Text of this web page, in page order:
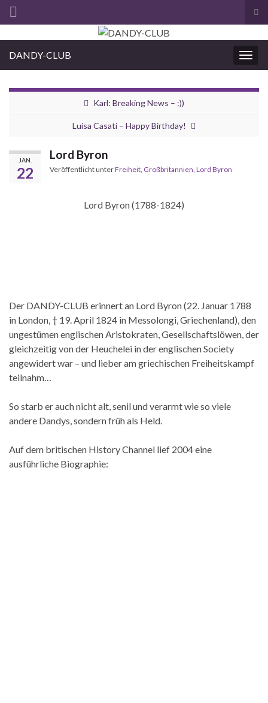
Search for:
DANDY-CLUB
Karl: Breaking News – :))
Luisa Casati – Happy Birthday!
JAN.
22
Lord Byron
Veröffentlicht unterFreiheit Großbritannien Lord Byron
Lord Byron (1788-1824)
Der DANDY-CLUB erinnert an Lord Byron (22. Januar 1788
in London, † 19. April 1824 in Messolongi, Griechenland), den
ungestümen englischen Aristokraten, Gesellschaftslöwen, der
gleichzeitig von der Heuchelei in der englischen Society
angewidert war – und lieber am griechischen Freiheitskampf
teilnahm…
So starb er auch nicht alt, senil und verarmt wie so viele
andere Dandys, sondern früh als Held.
Auf dem britischen History Channel lief 2004 eine
ausführliche Biographie: